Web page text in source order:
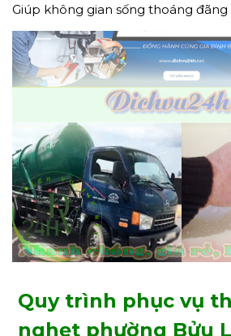
Giúp không gian sống thoáng đãng
Quy trình phục vụ
nghẹt phường Bửu